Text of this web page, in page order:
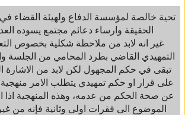
تحية خالصة لمؤسسة الدفاع ولهيئة القضاء
الحقيقة وارساء دعائم مجتمع يسوده
غير انه لابد من ملاحظة شكلية بخصوص
التمهيدي القاضي بطرد المحامي من الجلسة
تبقى في حكم المجهول لكن لابد من الاشارة
على قرار او حكم تمهيدي يتطلب الامر
عن صحة الحكم من عدمه، وهذه المنهجية
الموضوع الى فقرات اولى وثانية فإنه من